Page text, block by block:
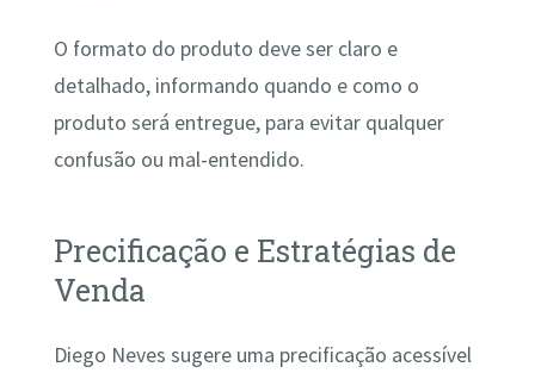
O formato do produto deve ser claro e
detalhado, informando quando e como o
produto será entregue, para evitar qualquer
confusão ou mal-entendido.
Precificação e Estratégias de
Venda
Diego Neves sugere uma precificação acessível